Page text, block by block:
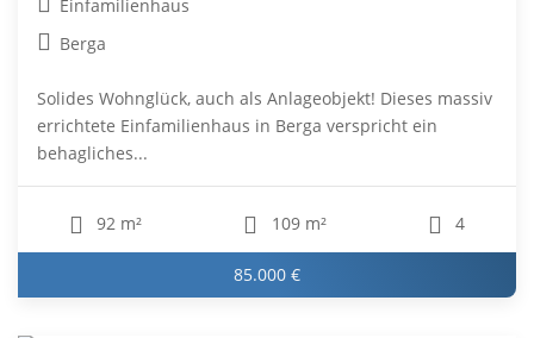
Einfamilienhaus
Berga
Solides Wohnglück, auch als Anlageobjekt! Dieses massiv
errichtete Einfamilienhaus in Berga verspricht ein
behagliches...
92 m² 109 m² 4
85.000 €